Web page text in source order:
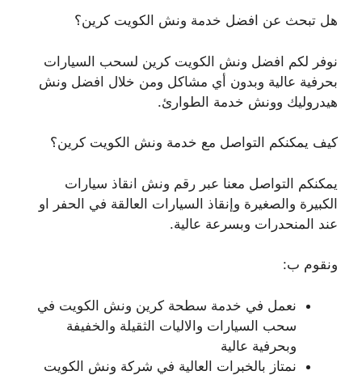
هل تبحث عن افضل خدمة ونش الكويت كرين؟
نوفر لكم افضل ونش الكويت كرين لسحب السيارات
بحرفية عالية وبدون أي مشاكل ومن خلال افضل ونش
هيدروليك وونش خدمة الطوارئ.
كيف يمكنكم التواصل مع خدمة ونش الكويت كرين؟
يمكنكم التواصل معنا عبر رقم ونش انقاذ سيارات
الكبيرة والصغيرة وإنقاذ السيارات العالقة في الحفر او
عند المنحدرات وبسرعة عالية.
ونقوم ب:
نعمل في خدمة سطحة كرين ونش الكويت في
سحب السيارات والاليات الثقيلة والخفيفة
وبحرفية عالية
نمتاز بالخبرات العالية في شركة ونش الكويت